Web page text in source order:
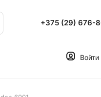
+375 (29) 676-
Войти